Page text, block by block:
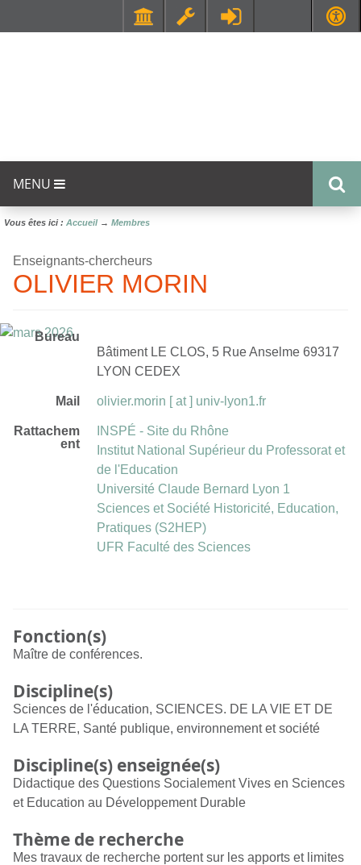
MENU
Vous êtes ici : Accueil→ Membres
Enseignants-chercheurs
OLIVIER MORIN
Bureau
Bâtiment LE CLOS, 5 Rue Anselme 69317
LYON CEDEX
Mail olivier.morin [ at ] univ-lyon1.fr
Rattachem
ent
INSPÉ - Site du Rhône
Institut National Supérieur du Professorat et
de l'Education
Université Claude Bernard Lyon 1
Sciences et Société Historicité, Education,
Pratiques (S2HEP)
UFR Faculté des Sciences
Fonction(s)
Maître de conférences.
Discipline(s)
Sciences de l'éducation, SCIENCES. DE LA VIE ET DE
LA TERRE, Santé publique, environnement et société
Discipline(s) enseignée(s)
Didactique des Questions Socialement Vives en Sciences
et Education au Développement Durable
Thème de recherche
Mes travaux de recherche portent sur les apports et limites